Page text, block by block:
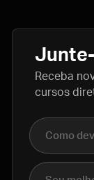
Receba
cursos
Nome
E-mail